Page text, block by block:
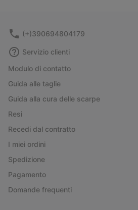
(+)390694804179
Servizio clienti
Modulo di contatto
Guida alle taglie
Guida alla cura delle scarpe
Resi
Recedi dal contratto
I miei ordini
Spedizione
Pagamento
Domande frequenti